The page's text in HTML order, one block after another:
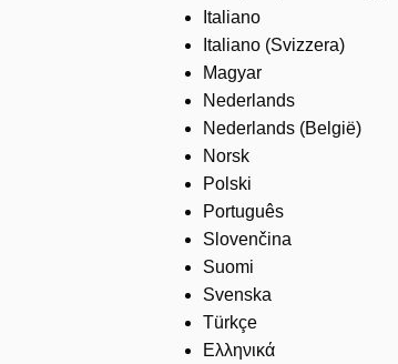
Italiano
Italiano (Svizzera)
Magyar
Nederlands
Nederlands (België)
Norsk
Polski
Português
Slovenčina
Suomi
Svenska
Türkçe
Ελληνικά